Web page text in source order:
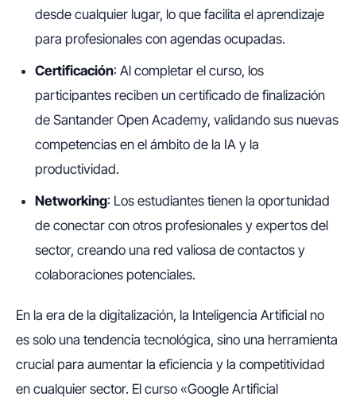
desde cualquier lugar, lo que facilita el aprendizaje
para profesionales con agendas ocupadas.
Certificación: Al completar el curso, los
participantes reciben un certificado de finalización
de Santander Open Academy, validando sus nuevas
competencias en el ámbito de la IA y la
productividad.
Networking: Los estudiantes tienen la oportunidad
de conectar con otros profesionales y expertos del
sector, creando una red valiosa de contactos y
colaboraciones potenciales.
En la era de la digitalización, la Inteligencia Artificial no
es solo una tendencia tecnológica, sino una herramienta
crucial para aumentar la eficiencia y la competitividad
en cualquier sector. El curso «Google Artificial